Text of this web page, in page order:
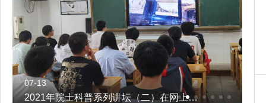
07-13
2021年院士科普系列讲坛（二）在网上举行